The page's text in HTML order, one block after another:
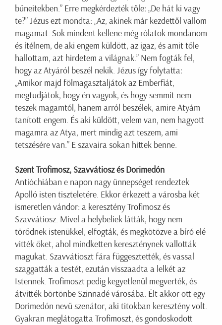
bűneitekben.” Erre megkérdezték tőle: „De hát ki vagy
te?” Jézus ezt mondta: „Az, akinek már kezdettől vallom
magamat. Sok mindent kellene még rólatok mondanom
és ítélnem, de aki engem küldött, az igaz, és amit tőle
hallottam, azt hirdetem a világnak.” Nem fogták fel,
hogy az Atyáról beszél nekik. Jézus így folytatta:
„Amikor majd fölmagasztaljátok az Emberfiát,
megtudjátok, hogy én vagyok, és hogy semmit nem
teszek magamtól, hanem arról beszélek, amire Atyám
tanított engem. És aki küldött, velem van, nem hagyott
magamra az Atya, mert mindig azt teszem, ami
tetszésére van.” E szavaira sokan hittek benne.
Szent Trofimosz, Szavvátiosz és Dorimedón
Antióchiában e napon nagy ünnepséget rendeztek
Apolló isten tiszteletére. Ekkor érkezett a városba két
ismeretlen vándor: a keresztény Trofimosz és
Szavvátiosz. Mivel a helybeliek látták, hogy nem
törődnek istenükkel, elfogták, és megkötözve a bíró elé
vitték őket, ahol mindketten kereszténynek vallották
magukat. Szavvátioszt fára függesztették, és vassal
szaggatták a testét, ezután visszaadta a lelkét az
Istennek. Trofimoszt pedig kegyetlenül megverték, és
átvitték börtönbe Szinnadé városába. Élt akkor ott egy
Dorimedón nevű szenátor, aki titokban keresztény volt.
Gyakran meglátogatta Trofimoszt, és gondoskodott